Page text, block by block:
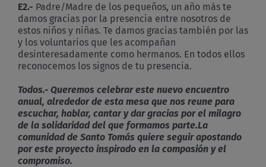
E2.- Padre/Madre de los pequeños, un año más te
damos gracias por la presencia entre nosotros de
estos niños y niñas. Te damos gracias también por las
y los voluntarios que les acompañan
desinteresadamente como hermanos. En todos ellos
reconocemos los signos de tu presencia.
Todos.- Queremos celebrar este nuevo encuentro
anual, alrededor de esta mesa que nos reune para
escuchar, hablar, cantar y dar gracias por el milagro
de la solidaridad del que formamos parte.La
comunidad de Santo Tomás quiere seguir apostando
por este proyecto inspirado en la compasión y el
compromiso.